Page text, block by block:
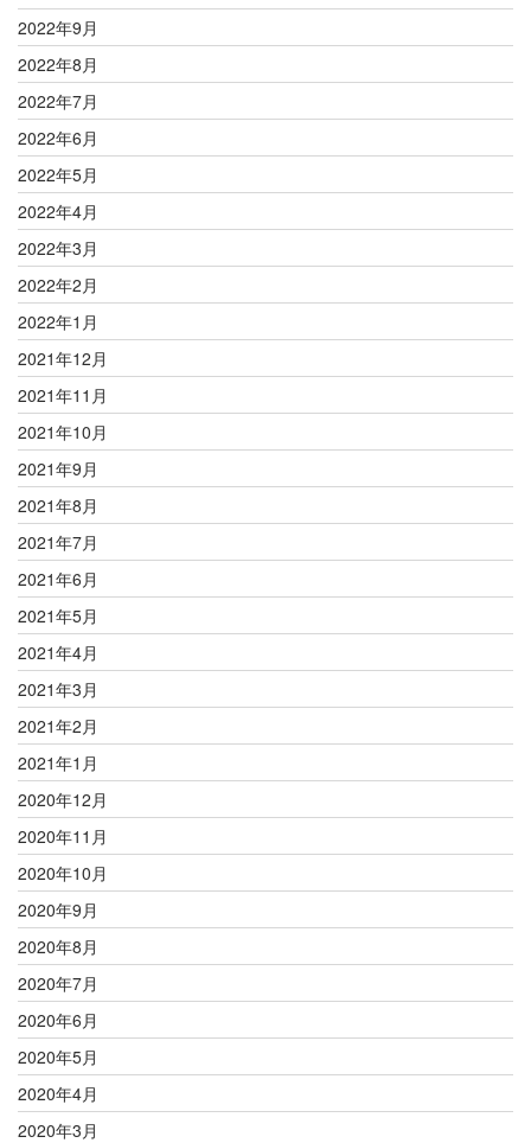
2022年9月
2022年8月
2022年7月
2022年6月
2022年5月
2022年4月
2022年3月
2022年2月
2022年1月
2021年12月
2021年11月
2021年10月
2021年9月
2021年8月
2021年7月
2021年6月
2021年5月
2021年4月
2021年3月
2021年2月
2021年1月
2020年12月
2020年11月
2020年10月
2020年9月
2020年8月
2020年7月
2020年6月
2020年5月
2020年4月
2020年3月